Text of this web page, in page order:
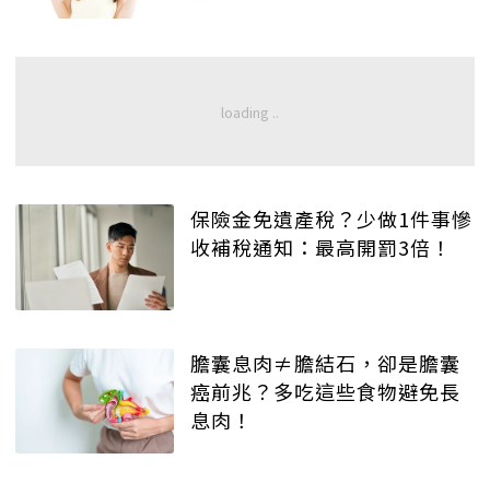
保險金免遺產稅？少做1件事慘
收補稅通知：最高開罰3倍！
膽囊息肉≠膽結石，卻是膽囊
癌前兆？多吃這些食物避免長
息肉！